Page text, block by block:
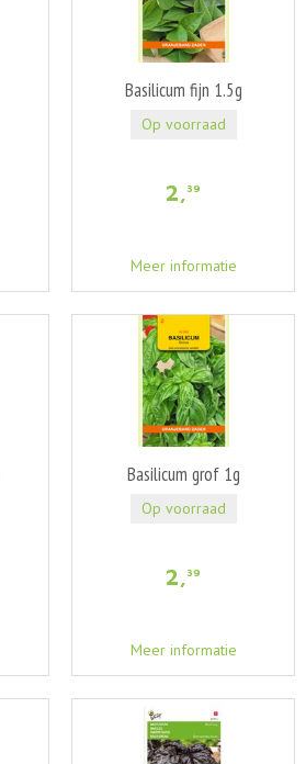
Basilicum fijn 1.5g
2,39
Meer informatie
Op voorraad
Basilicum grof 1g
2,39
Meer informatie
Op voorraad